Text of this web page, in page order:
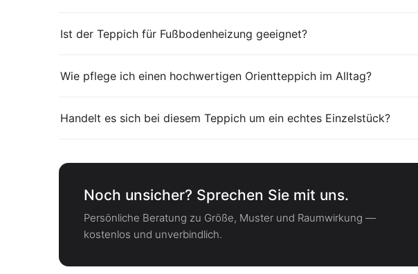
Ist der Teppich für Fußbodenheizung geeignet?
Wie pflege ich einen hochwertigen Orientteppich im Alltag?
Handelt es sich bei diesem Teppich um ein echtes Einzelstück?
Noch unsicher? Sprechen Sie mit uns.
Persönliche Beratung zu Größe, Muster und Raumwirkung —
kostenlos und unverbindlich.